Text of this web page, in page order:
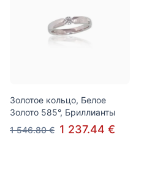
Золотое кольцо, Белое
Золото 585°, Бриллианты
1 546.80 € 1 237.44 €